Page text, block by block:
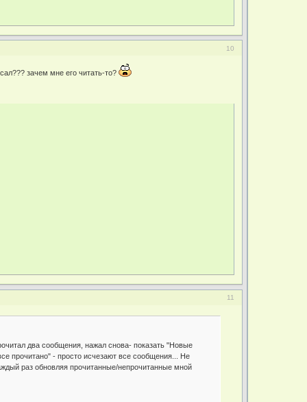
10
зачем мне его читать-то?
11
два сообщения, нажал снова- показать "Новые
прочитано" - просто исчезают все сообщения... Не
раз обновляя прочитанные/непрочитанные мной